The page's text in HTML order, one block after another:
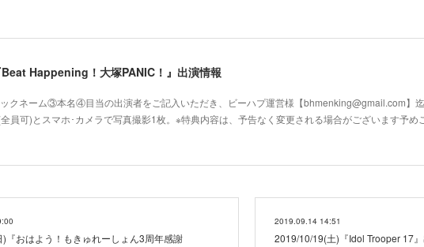
Happening！大塚PANIC！』出演情報
クネーム③本名④目当の出演者をご記入いただき、ビーハプ運営様【bhmenking@gmail.com】
員可)とスマホ･カメラで写真撮影1枚。※特典内容は、予告なく変更される場合がございます予め
『おはよう！もきゅれーしょん3周年感謝
2019.09.14 14:51
2019/10/19(土)『Idol Trooper 17